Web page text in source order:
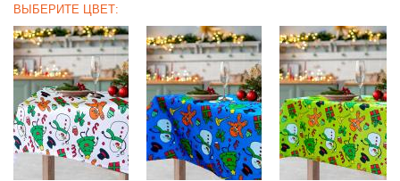
ВЫБЕРИТЕ ЦВЕТ: